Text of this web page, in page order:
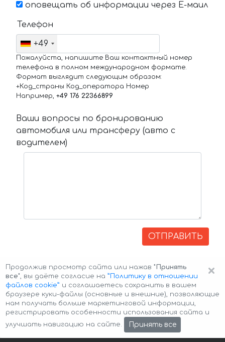
оповещать об информации через Е-маил
Телефон
+49
Пожалуйста, напишите Ваш контактный номер
телефона в полном международном формате.
Формат выглядит следующим образом:
+Код_страны Код_оператора Номер
Например, +49 176 22366899
Ваши вопросы по бронированию
автомобиля или трансферу (авто с
водителем)
ОТПРАВИТЬ
Авторские права © 2026 Авто-Аренда Cookie Policy
×
Продолжив просмотр сайта или нажав "Принять
все", вы даёте согласие на ”Политику в отношении
файлов cookie” и соглашаетесь сохранить в вашем
браузере куки-файлы (основные и внешние), позволяющие
нам получать больше маркетинговой информации,
регистрировать особенности использования сайта и
улучшать навигацию на сайте.
Принять все